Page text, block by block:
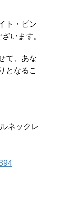
ト・ピン
います。
て、あな
となるこ
ネックレ